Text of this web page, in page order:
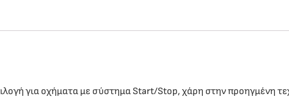
για οχήματα με σύστημα Start/Stop, χάρη στην προηγμένη